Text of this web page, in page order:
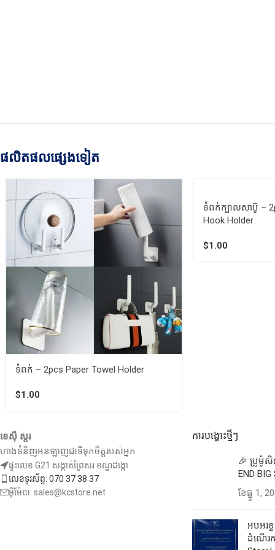
ផលិតផលផ្សេងទៀត
ទំពក់ – 2pcs Paper Towel Holder
$1.00
ទំពក់ក្បាលសាប៊ូ –
Hook Holder
$1.00
ខេស៊ី ស្តរ
ហាងទំនិញអនឡាញជាទីទុកចិត្តរបស់អ្នក
ផ្ទះលេខ G21 សង្កាត់ព្រៃសរ ខណ្ឌដង្កោ
លេខទូរស័ព្ទ: 070 37 38 37
អ៊ីម៉ែល: sales@kcstore.net
ការបង្ហោះថ្មីៗ
🎉 ប្រូម៉ូសិ
END
ខែ​ធ្នូ 1,
អបអរខួ
ដំណើរក